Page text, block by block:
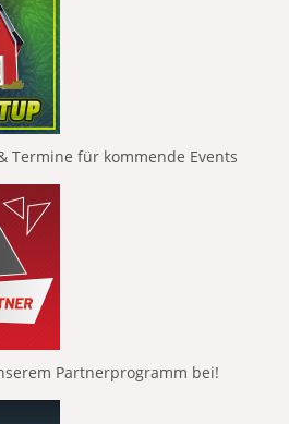
Termine für kommende Events
Partnerprogramm bei!